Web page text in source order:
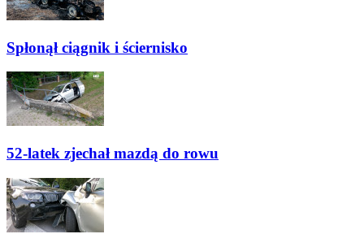
Spłonął ciągnik i ściernisko
52-latek zjechał mazdą do rowu